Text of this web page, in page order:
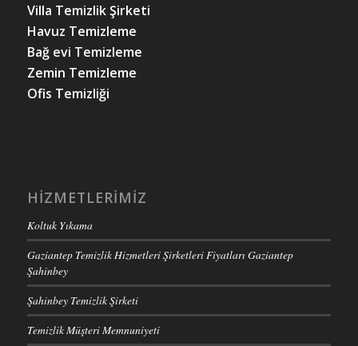
Villa Temizlik Şirketi
Havuz Temizleme
Bağ evi Temizleme
Zemin Temizleme
Ofis Temizliği
HIZMETLERIMIZ
Koltuk Yıkama
Gaziantep Temizlik Hizmetleri Şirketleri Fiyatları Gaziantep
Şahinbey
Şahinbey Temizlik Şirketi
Temizlik Müşteri Memnuniyeti